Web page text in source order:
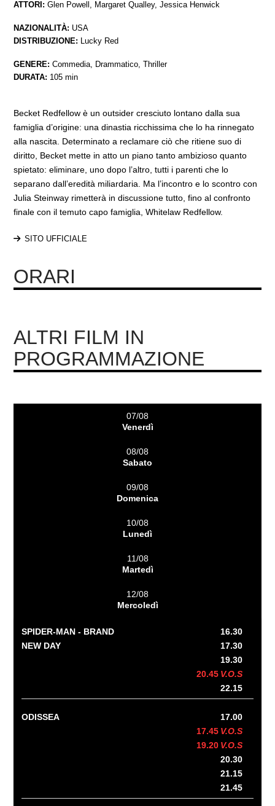
ATTORI:Glen Powell, Margaret Qualley, Jessica Henwick
NAZIONALITÀ: USA
DISTRIBUZIONE: Lucky Red
GENERE:Commedia, Drammatico, Thriller
DURATA: 105 min
Becket Redfellow è un outsider cresciuto lontano dalla sua
famiglia d’origine: una dinastia ricchissima che lo ha rinnegato
alla nascita. Determinato a reclamare ciò che ritiene suo di
diritto, Becket mette in atto un piano tanto ambizioso quanto
spietato: eliminare, uno dopo l’altro, tutti i parenti che lo
separano dall’eredità miliardaria. Ma l’incontro e lo scontro con
Julia Steinway rimetterà in discussione tutto, fino al confronto
finale con il temuto capo famiglia, Whitelaw Redfellow.
SITO UFFICIALE
ORARI
ALTRI FILM IN
PROGRAMMAZIONE
07/08
Venerdì
08/08
Sabato
09/08
Domenica
10/08
Lunedì
11/08
Martedì
12/08
Mercoledì
SPIDER-MAN - BRAND
NEW DAY
16.30
17.30
19.30
20.45 V.O.S
22.15
ODISSEA
17.00
17.45 V.O.S
19.20 V.O.S
20.30
21.15
21.45